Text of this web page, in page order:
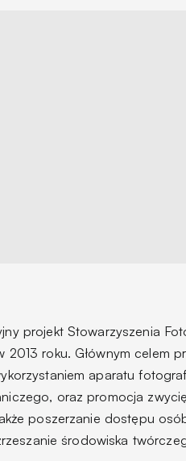
projekt Stowarzyszenia
2013 roku. Głównym celem
aparatu
oraz promocja
poszerzanie dostępu
środowiska